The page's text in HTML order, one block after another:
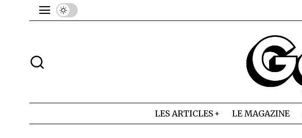
LES ARTICLES LE MAGAZINE